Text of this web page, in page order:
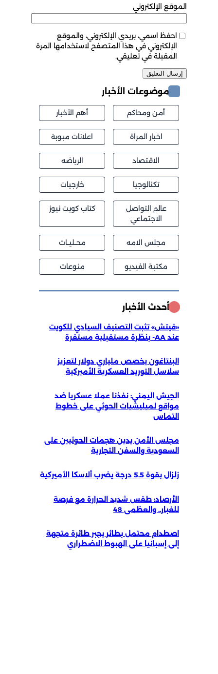
الموقع الإلكتروني
احفظ اسمي، بريدي الإلكتروني، والموقع
الإلكتروني في هذا المتصفح لاستخدامها المرة
المقبلة في تعليقي.
موضوعات الأخبار
أمن ومحاكم أهم الأخبار
اخبار المراة اعلانات مبوبة
الاقتصاد الرياضه
تكنالوجيا خارجيات
عالم التواصل
الاجتماعي
كتاب كويت نيوز
مجلس الامه محــليــات
مكتبة الفيديو منوعات
أحدث الأخبار
«فيتش» تثبت التصنيف السيادي للكويت
عند AA- بنظرة مستقبلية مستقرة
البنتاغون يخصص ملياري دولار لتعزيز
سلاسل التوريد العسكرية الأميركية
الجيش اليمني: نفذنا عملا عسكريا ضد
مواقع لميليشيات الحوثي على خطوط
التماس
مجلس الأمن يدين هجمات الحوثيين على
السعودية والسفن التجارية
زلزال بقوة 5.5 درجة يضرب ألاسكا الأميركية
الأرصاد: طقس شديد الحرارة مع فرصة
للغبار.. والعظمى 48
اصطدام محتمل بطائر يجبر طائرة متجهة
إلى إسبانيا على الهبوط الاضطراري